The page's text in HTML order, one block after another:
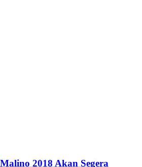
2018 Akan Segera